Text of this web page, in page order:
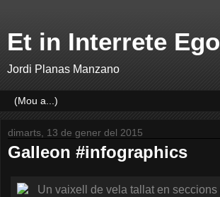
Et in Interrete Ego
Jordi Planas Manzano
dimarts, 13 de gener del 2015
Galleon #infographics